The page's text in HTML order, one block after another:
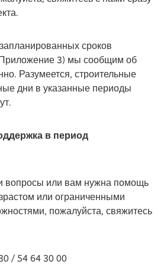
сроков
Приложение 3) мы сообщим об
Разумеется, строительные
дни в указанные периоды
в период
вопросы или вам нужна помощь
или ограниченными
пожалуйста, свяжитесь
/ 54 64 30 00